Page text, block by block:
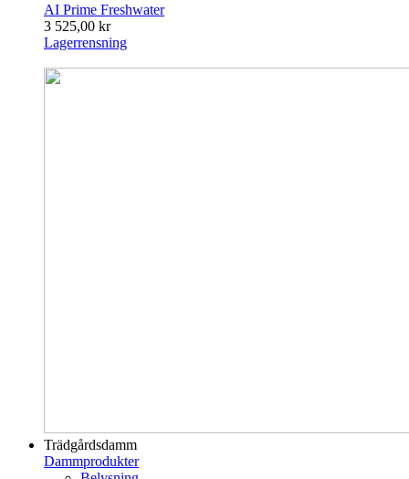
AI Prime Freshwater
3 525,00 kr
Lagerrensning
Trädgårdsdamm
Dammprodukter